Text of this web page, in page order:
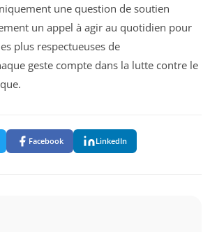
une question de soutien
un appel à agir au quotidien pour
plus respectueuses de
geste compte dans la lutte contre le
Facebook LinkedIn